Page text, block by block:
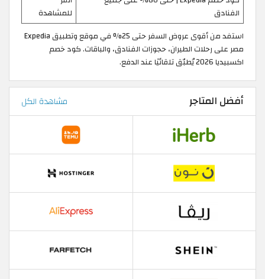
الفنادق
للمشاهدة
استفد من أقوى عروض السفر حتى 25% في موقع وتطبيق Expedia
مصر على رحلات الطيران، حجوزات الفنادق، والباقات. كود خصم
اكسبيديا 2026 يُطبّق تلقائيًا عند الدفع.
أفضل المتاجر مشاهدة الكل